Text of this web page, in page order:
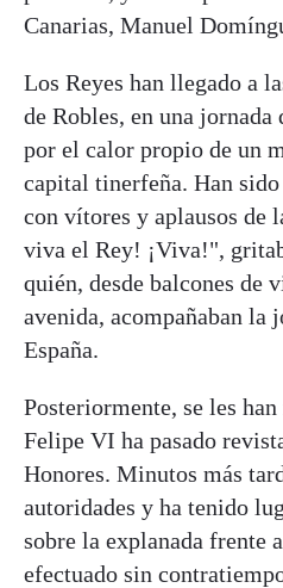
Canarias, Manuel
Los Reyes han llegado a
de Robles, en una jornada
por el calor propio de un
capital tinerfeña. Han
con vítores y aplausos de
viva el Rey! ¡Viva!",
quién, desde balcones de
avenida, acompañaban la
España.
Posteriormente, se les
Felipe VI ha pasado
Honores. Minutos más
autoridades y ha tenido
sobre la explanada frente
efectuado sin